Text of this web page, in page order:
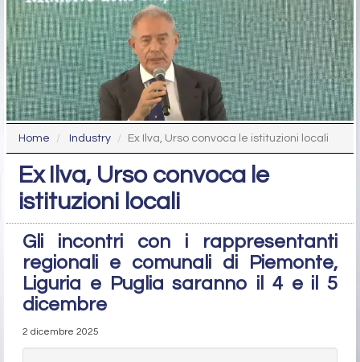
Home Industry Ex Ilva, Urso convoca le istituzioni locali
Ex Ilva, Urso convoca le
istituzioni locali
Gli incontri con i rappresentanti
regionali e comunali di Piemonte,
Liguria e Puglia saranno il 4 e il 5
dicembre
2 dicembre 2025